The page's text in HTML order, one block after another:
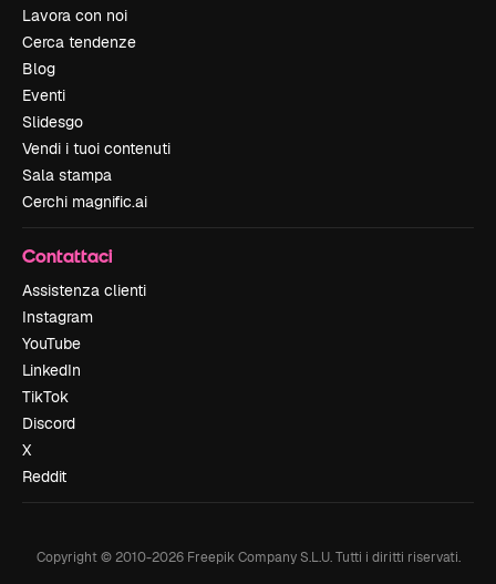
Lavora con noi
Cerca tendenze
Blog
Eventi
Slidesgo
Vendi i tuoi contenuti
Sala stampa
Cerchi magnific.ai
Contattaci
Assistenza clienti
Instagram
YouTube
LinkedIn
TikTok
Discord
X
Reddit
Copyright © 2010-2026Freepik Company S.L.U. Tutti i diritti riservati.